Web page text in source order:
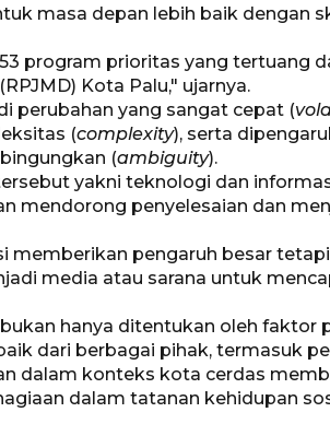
masa depan lebih baik dengan
program prioritas yang tertuang
Kota Palu," ujarnya.
perubahan yang sangat cepat (
(complexity), serta
(ambiguity).
yakni teknologi dan
mendorong penyelesaian dan
memberikan pengaruh besar
media atau sarana untuk
hanya ditentukan oleh faktor
dari berbagai pihak, termasuk
dalam konteks kota cerdas
dalam tatanan kehidupan